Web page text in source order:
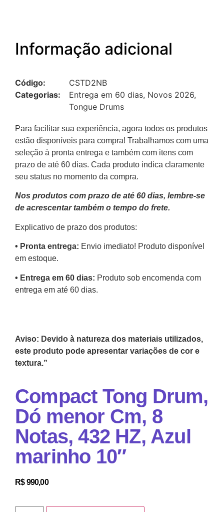
Informação adicional
Código:
CSTD2NB
Categorias:
Entrega em 60 dias, Novos 2026,
Tongue Drums
Para facilitar sua experiência, agora todos os produtos
estão disponíveis para compra! Trabalhamos com uma
seleção à pronta entrega e também com itens com
prazo de até 60 dias. Cada produto indica claramente
seu status no momento da compra.
Nos produtos com prazo de até 60 dias, lembre-se
de acrescentar também o tempo do frete.
Explicativo de prazo dos produtos:
•⁠ ⁠Pronta entrega: Envio imediato! Produto disponível
em estoque.
•⁠ Entrega em 60 dias: Produto sob encomenda com
entrega em até 60 dias.
Aviso: Devido à natureza dos materiais utilizados,
este produto pode apresentar variações de cor e
textura.”
Compact Tong Drum,
Dó menor Cm, 8
Notas, 432 HZ, Azul
marinho 10″
R$990,00